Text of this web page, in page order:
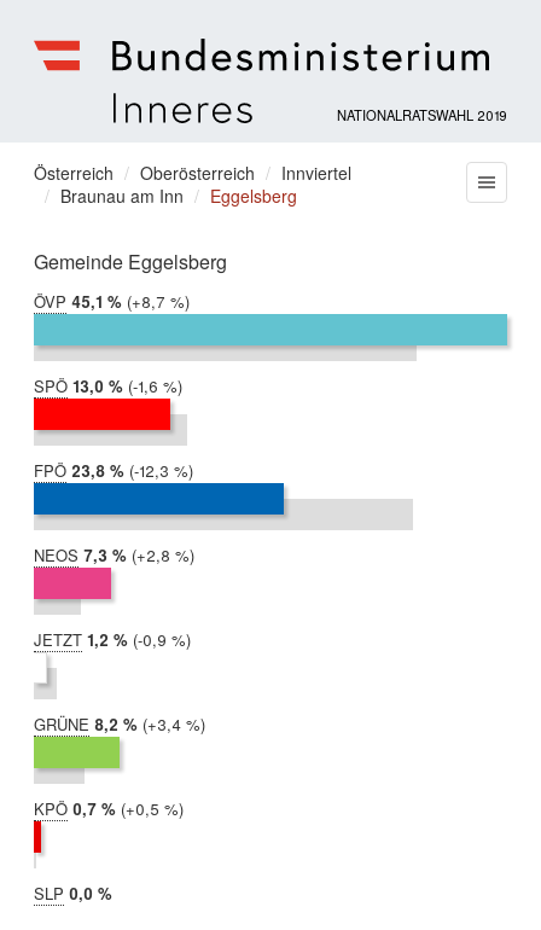
für
Inneres
NATIONALRATSWAHL 2019
Sie
befinden
hier:
Österreich Oberösterreich
Innviertel
Braunau am Inn
Eggelsberg
Gemeinde Eggelsberg
ÖVP 2019:
45,1 %
2017:
36,4 %
Differenz:
+8,7 %
SPÖ 2019:
13,0 %
2017:
14,6 %
Differenz:
-1,6 %
FPÖ 2019:
23,8 %
2017:
36,1 %
Differenz:
-12,3 %
NEOS 2019:
7,3 %
2017:
4,5 %
Differenz:
+2,8 %
JETZT 2019:
1,2 %
2017:
2,1 %
Differenz:
-0,9 %
GRÜNE 2019:
8,2 %
2017:
4,8 %
Differenz:
+3,4 %
KPÖ 2019:
0,7 %
2017:
0,3 %
Differenz:
+0,5 %
SLP 2019:
0,0 %